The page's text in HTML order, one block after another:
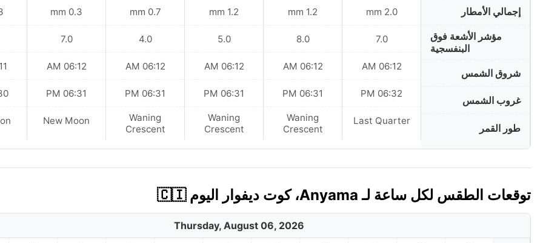
إجمالي الأمطار
مؤشر الأشعة فوق
البنفسجية
شروق الشمس
غروب الشمس
طور القمر
2.0 mm
7.0
06:12 AM
06:32 PM
Last Quarter
1.2 mm
8.0
06:12 AM
06:31 PM
Waning
Crescent
1.2 mm
5.0
06:12 AM
06:31 PM
Waning
Crescent
0.7 mm
4.0
06:12 AM
06:31 PM
Waning
Crescent
0.3 mm
7.0
06:12 AM
06:31 PM
New Moon
توقعات الطقس لكل ساعة لـ Anyama، كوت ديفوار اليوم 🇨🇮
Thursday, August 06, 2026